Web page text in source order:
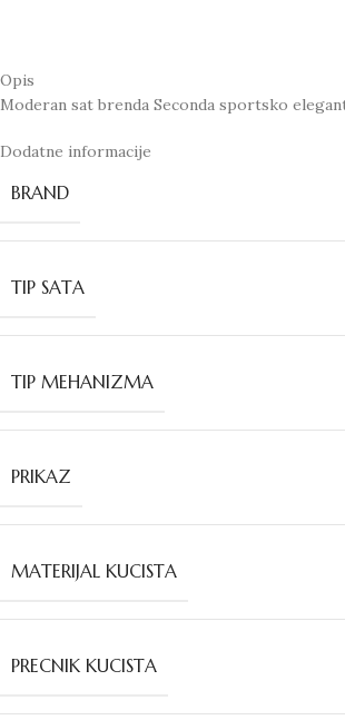
Opis
Moderan sat brenda Seconda sportsko
Dodatne informacije
BRAND
TIP SATA
TIP MEHANIZMA
PRIKAZ
MATERIJAL KUCISTA
PRECNIK KUCISTA